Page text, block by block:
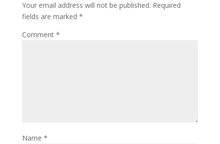
Your email address will not be published. Required
fields are marked *
Comment *
Name *